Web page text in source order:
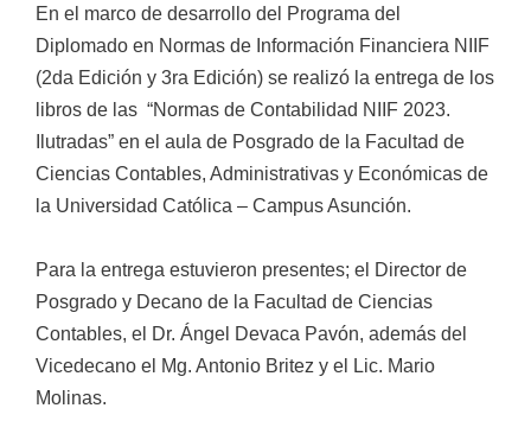
En el marco de desarrollo del Programa del
Diplomado en Normas de Información Financiera NIIF
(2da Edición y 3ra Edición) se realizó la entrega de los
libros de las “Normas de Contabilidad NIIF 2023.
Ilutradas” en el aula de Posgrado de la Facultad de
Ciencias Contables, Administrativas y Económicas de
la Universidad Católica – Campus Asunción.
Para la entrega estuvieron presentes; el Director de
Posgrado y Decano de la Facultad de Ciencias
Contables, el Dr. Ángel Devaca Pavón, además del
Vicedecano el Mg. Antonio Britez y el Lic. Mario
Molinas.